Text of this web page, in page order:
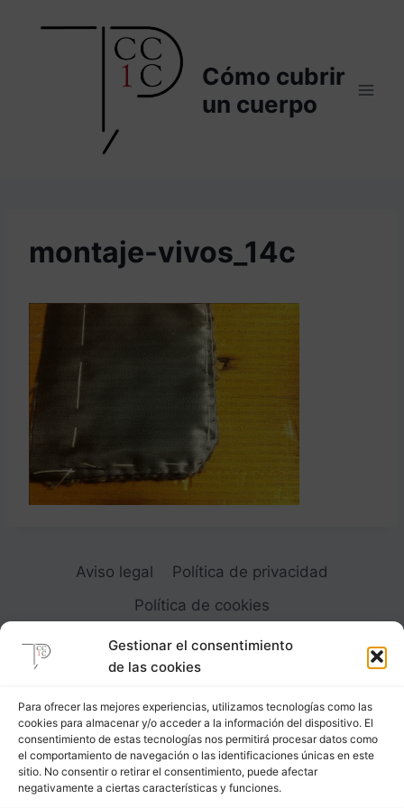
Gestionar el consentimiento
de las cookies
Para ofrecer las mejores experiencias, utilizamos tecnologías como las
cookies para almacenar y/o acceder a la información del dispositivo. El
consentimiento de estas tecnologías nos permitirá procesar datos como
el comportamiento de navegación o las identificaciones únicas en este
sitio. No consentir o retirar el consentimiento, puede afectar
negativamente a ciertas características y funciones.
Cómo cubrir
un cuerpo
montaje-vivos_14c
Aviso legal
Política de privacidad
Política de cookies
Carrer Provença, 183
08036 - Barcelona (Espana)